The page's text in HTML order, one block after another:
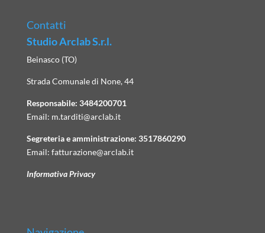
Contatti
Studio Arclab S.r.l.
Beinasco (TO)
Strada Comunale di None, 44
Responsabile: 3484200701
Email: m.tarditi@arclab.it
Segreteria e amministrazione: 3517860290
Email: fatturazione@arclab.it
Informativa Privacy